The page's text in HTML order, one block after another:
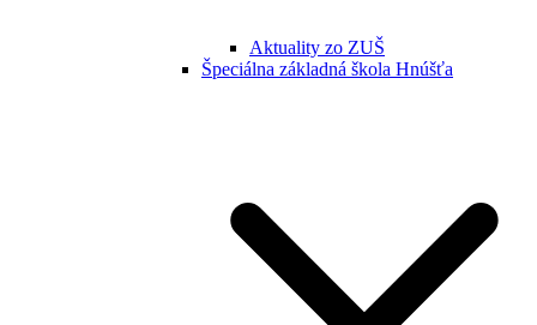
Aktuality zo ZUŠ
Špeciálna základná škola Hnúšťa